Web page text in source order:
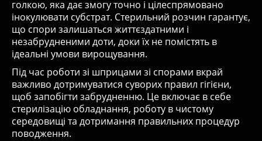
голкою, яка дає змогу точно і цілеспрямовано
інокулювати субстрат. Стерильний розчин гарантує,
що спори залишаться життєздатними і
незабрудненими доти, доки їх не помістять в
ідеальні умови вирощування.
Під час роботи зі шприцами зі спорами вкрай
важливо дотримуватися суворих правил гігієни,
щоб запобігти забрудненню. Це включає в себе
стерилізацію обладнання, роботу в чистому
середовищі та дотримання правильних процедур
поводження.